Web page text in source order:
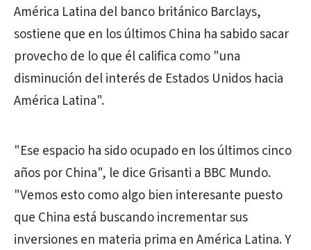
América Latina del banco británico Barclays,
sostiene que en los últimos China ha sabido sacar
provecho de lo que él califica como "una
disminución del interés de Estados Unidos hacia
América Latina".
"Ese espacio ha sido ocupado en los últimos cinco
años por China", le dice Grisanti a BBC Mundo.
"Vemos esto como algo bien interesante puesto
que China está buscando incrementar sus
inversiones en materia prima en América Latina. Y